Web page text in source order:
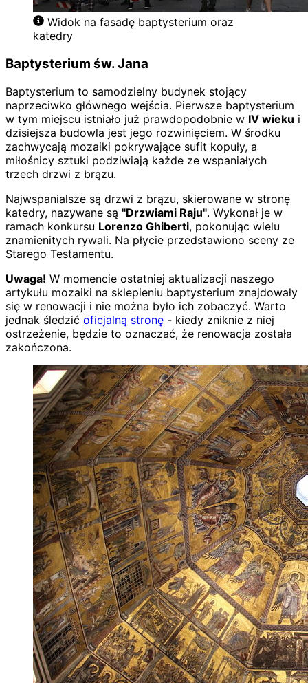
Widok na fasadę baptysterium oraz
katedry
Baptysterium św. Jana
Baptysterium to samodzielny budynek stojący
naprzeciwko głównego wejścia. Pierwsze baptysterium
w tym miejscu istniało już prawdopodobnie w IV wieku i
dzisiejsza budowla jest jego rozwinięciem. W środku
zachwycają mozaiki pokrywające sufit kopuły, a
miłośnicy sztuki podziwiają każde ze wspaniałych
trzech drzwi z brązu.
Najwspanialsze są drzwi z brązu, skierowane w stronę
katedry, nazywane są "Drzwiami Raju". Wykonał je w
ramach konkursu Lorenzo Ghiberti, pokonując wielu
znamienitych rywali. Na płycie przedstawiono sceny ze
Starego Testamentu.
Uwaga! W momencie ostatniej aktualizacji naszego
artykułu mozaiki na sklepieniu baptysterium znajdowały
się w renowacji i nie można było ich zobaczyć. Warto
jednak śledzić oficjalną stronę - kiedy zniknie z niej
ostrzeżenie, będzie to oznaczać, że renowacja została
zakończona.